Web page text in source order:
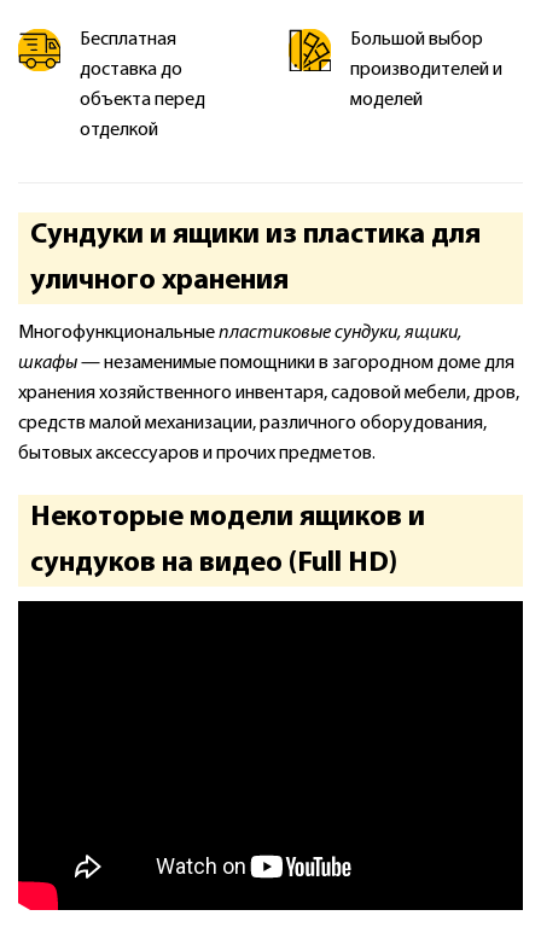
Бесплатная
доставка до
объекта перед
отделкой
Большой выбор
производителей и
моделей
Сундуки и ящики из пластика для
уличного хранения
Многофункциональныепластиковые сундуки, ящики,
шкафы— незаменимые помощники в загородном доме для
хранения хозяйственного инвентаря, садовой мебели, дров,
средств малой механизации, различного оборудования,
бытовых аксессуаров и прочих предметов.
Некоторые модели ящиков и
сундуков на видео (Full HD)